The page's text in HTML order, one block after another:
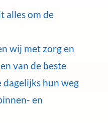
alles om de
wij met zorg en
van de beste
hun weg
en